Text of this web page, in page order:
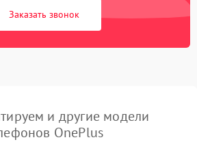
Заказать звонок
и другие модели
OnePlus